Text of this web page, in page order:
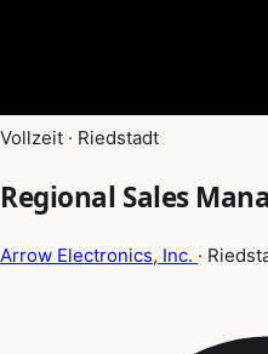
Vollzeit · Riedstadt
Regional Sales
Arrow Electronics, Inc. ·